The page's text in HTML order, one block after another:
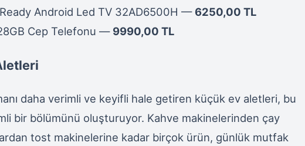
Android Led TV 32AD6500H — 6250,00 TL
Cep Telefonu — 9990,00 TL
daha verimli ve keyifli hale getiren küçük ev aletleri, bu
bir bölümünü oluşturuyor. Kahve makinelerinden çay
tost makinelerine kadar birçok ürün, günlük mutfak